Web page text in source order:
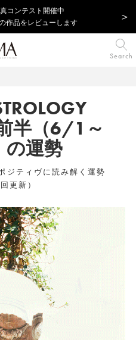
コンテスト開催中
作品をレビューします
Search
半（6/1～
運勢
ジティヴに読み解く運勢
更新）